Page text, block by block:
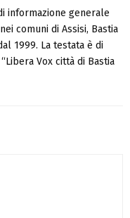
informazione generale
comuni di Assisi, Bastia
1999. La testata è di
Vox città di Bastia